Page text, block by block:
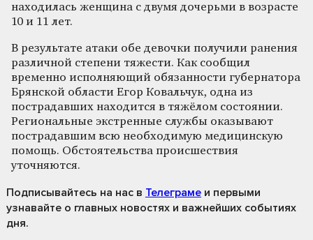
находилась женщина с двумя дочерьми в возрасте
10 и 11 лет.
В результате атаки обе девочки получили ранения
различной степени тяжести. Как сообщил
временно исполняющий обязанности губернатора
Брянской области Егор Ковальчук, одна из
пострадавших находится в тяжёлом состоянии.
Региональные экстренные службы оказывают
пострадавшим всю необходимую медицинскую
помощь. Обстоятельства происшествия
уточняются.
Подписывайтесь на нас в Телеграме и первыми
узнавайте о главных новостях и важнейших событиях
дня.